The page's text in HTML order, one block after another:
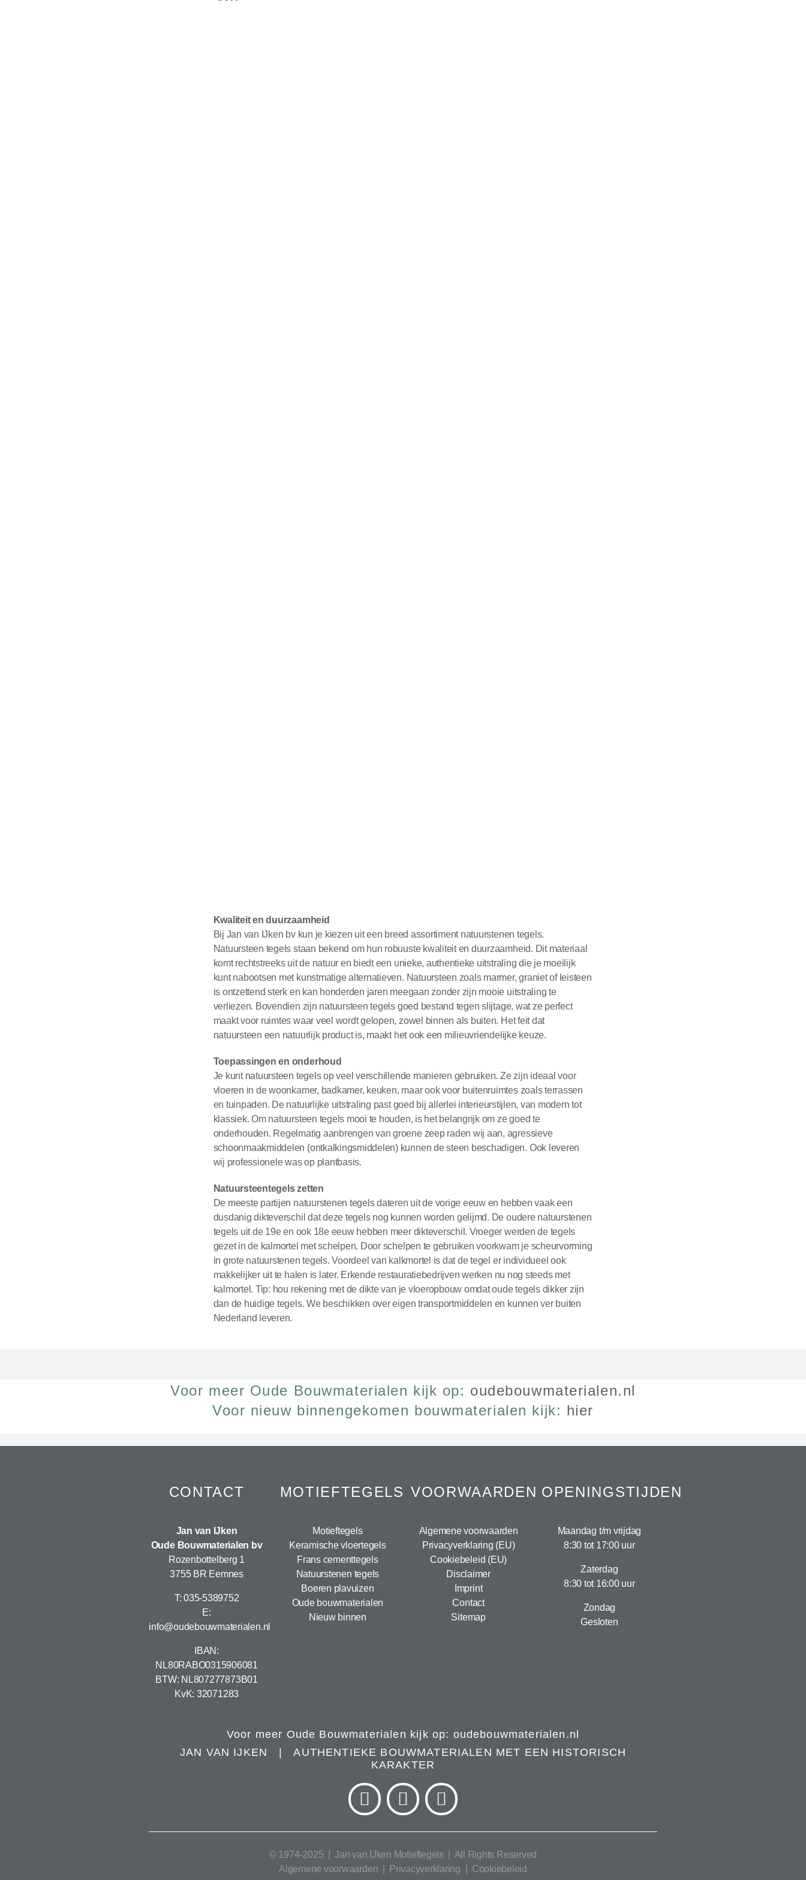
Kwaliteit en duurzaamheid
Bij Jan van IJken bv kun je kiezen uit een breed assortiment natuurstenen tegels.
Natuursteen tegels staan bekend om hun robuuste kwaliteit en duurzaamheid. Dit materiaal
komt rechtstreeks uit de natuur en biedt een unieke, authentieke uitstraling die je moeilijk
kunt nabootsen met kunstmatige alternatieven. Natuursteen zoals marmer, graniet of leisteen
is ontzettend sterk en kan honderden jaren meegaan zonder zijn mooie uitstraling te
verliezen. Bovendien zijn natuursteen tegels goed bestand tegen slijtage, wat ze perfect
maakt voor ruimtes waar veel wordt gelopen, zowel binnen als buiten. Het feit dat
natuursteen een natuurlijk product is, maakt het ook een milieuvriendelijke keuze.
Toepassingen en onderhoud
Je kunt natuursteen tegels op veel verschillende manieren gebruiken. Ze zijn ideaal voor
vloeren in de woonkamer, badkamer, keuken, maar ook voor buitenruimtes zoals terrassen
en tuinpaden. De natuurlijke uitstraling past goed bij allerlei interieurstijlen, van modern tot
klassiek. Om natuursteen tegels mooi te houden, is het belangrijk om ze goed te
onderhouden. Regelmatig aanbrengen van groene zeep raden wij aan, agressieve
schoonmaakmiddelen (ontkalkingsmiddelen) kunnen de steen beschadigen. Ook leveren
wij professionele was op plantbasis.
Natuursteentegels zetten
De meeste partijen natuurstenen tegels dateren uit de vorige eeuw en hebben vaak een
dusdanig dikteverschil dat deze tegels nog kunnen worden gelijmd. De oudere natuurstenen
tegels uit de 19e en ook 18e eeuw hebben meer dikteverschil. Vroeger werden de tegels
gezet in de kalmortel met schelpen. Door schelpen te gebruiken voorkwam je scheurvorming
in grote natuurstenen tegels. Voordeel van kalkmortel is dat de tegel er individueel ook
makkelijker uit te halen is later. Erkende restauratiebedrijven werken nu nog steeds met
kalmortel. Tip: hou rekening met de dikte van je vloeropbouw omdat oude tegels dikker zijn
dan de huidige tegels. We beschikken over eigen transportmiddelen en kunnen ver buiten
Nederland leveren.
Voor meer Oude Bouwmaterialen kijk op: oudebouwmaterialen.nl
Voor nieuw binnengekomen bouwmaterialen kijk: hier
CONTACT
Jan van IJken
Oude Bouwmaterialen bv
Rozenbottelberg 1
3755 BR Eemnes
T: 035-5389752
E:
info@oudebouwmaterialen.nl
IBAN:
NL80RABO0315906081
BTW: NL807277873B01
KvK: 32071283
MOTIEFTEGELS
Motieftegels
Keramische vloertegels
Frans cementtegels
Natuurstenen tegels
Boeren plavuizen
Oude bouwmaterialen
Nieuw binnen
VOORWAARDEN
Algemene voorwaarden
Privacyverklaring (EU)
Cookiebeleid (EU)
Disclaimer
Imprint
Contact
Sitemap
OPENINGSTIJDEN
Maandag t/m vrijdag
8:30 tot 17:00 uur
Zaterdag
8:30 tot 16:00 uur
Zondag
Gesloten
Voor meer Oude Bouwmaterialen kijk op: oudebouwmaterialen.nl
JAN VAN IJKEN | AUTHENTIEKE BOUWMATERIALEN MET EEN HISTORISCH
KARAKTER
© 1974-2025 |Jan van IJken Motieftegels
| All Rights Reserved
Algemene voorwaarden
Privacyverklaring Cookiebeleid